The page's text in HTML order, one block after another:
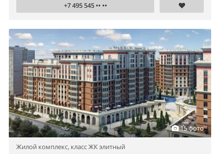
+7 495 545 •• ••
15 фото
Жилой комплекс, класс ЖК элитный